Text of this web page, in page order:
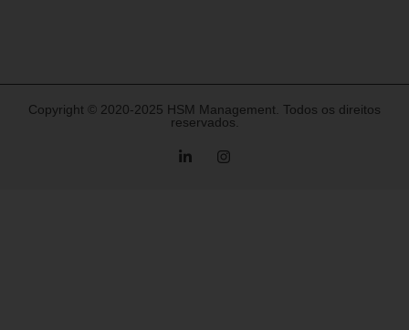
Copyright © 2020-2025 HSM Management. Todos os direitos
reservados.